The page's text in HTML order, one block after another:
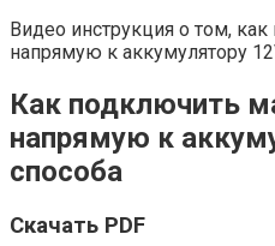
Видео инструкция о том,
напрямую к аккумулятору
Как подключить
напрямую к
способа
Скачать PDF